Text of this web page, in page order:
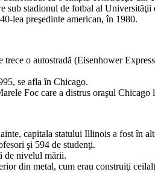
sub stadionul de fotbal al Universităţii
lea preşedinte american, în 1980.
o autostradă (Eisenhower
se afla în Chicago.
Foc care a distrus oraşul Chicago
capitala statului Illinois a fost în
şi 594 de studenţi.
de nivelul mării.
din metal, cum erau construiţi